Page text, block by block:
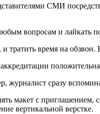
СМИ
вопросам и
тратить время на
журналист сразу
макет с
вертикальной верстке.